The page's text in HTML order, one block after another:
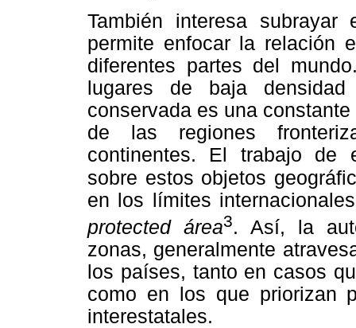
También interesa
permite enfocar la relación
diferentes partes del
lugares de baja
conservada es una
de las regiones
continentes. El trabajo de
sobre estos objetos
en los límites
protected área3. Así, la
zonas, generalmente
los países, tanto en casos
como en los que priorizan
interestatales.